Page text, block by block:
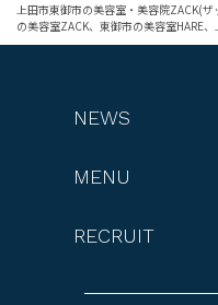
上田市東御市の美容室・美容院ZACK(
の美容室ZACK、東御市の美容室HARE
NEWS
MENU
RECRUIT